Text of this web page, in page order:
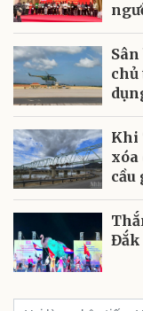
chủ
Khi
xóa
cầu